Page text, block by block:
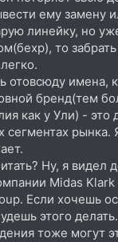
ему замену
линейку, но
то
отовсюду имена,
бренд(тем
как у Ули) - это
сегментах
Ну, я видел
Midas
Если хочешь
этого делать.
тоже могут